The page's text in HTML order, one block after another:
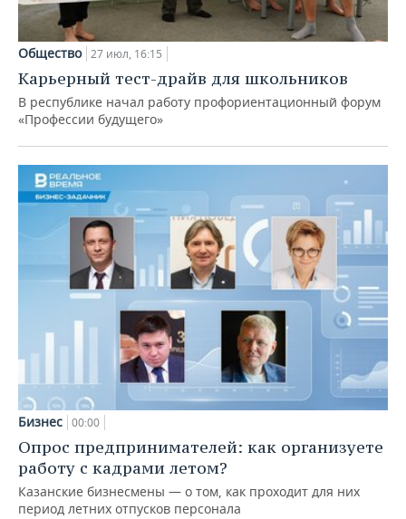
Общество 27 июл, 16:15
Карьерный тест-драйв для школьников
В республике начал работу профориентационный форум
«Профессии будущего»
Бизнес 00:00
Опрос предпринимателей: как организуете
работу с кадрами летом?
Казанские бизнесмены — о том, как проходит для них
период летних отпусков персонала